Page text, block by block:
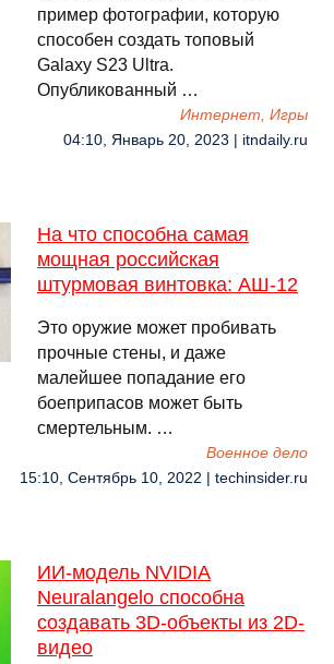
пример фотографии, которую
способен создать топовый
Galaxy S23 Ultra.
Опубликованный …
Интернет, Игры
04:10, Январь 20, 2023 | itndaily.ru
На что способна самая
мощная российская
штурмовая винтовка: АШ-12
Это оружие может пробивать
прочные стены, и даже
малейшее попадание его
боеприпасов может быть
смертельным. …
Военное дело
15:10, Сентябрь 10, 2022 | techinsider.ru
ИИ-модель NVIDIA
Neuralangelo способна
создавать 3D-объекты из 2D-
видео